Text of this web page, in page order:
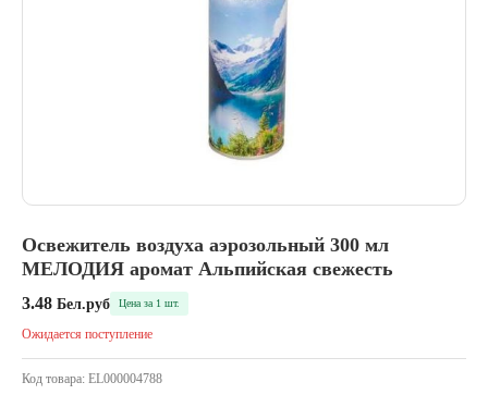
Освежитель воздуха аэрозольный 300 мл
МЕЛОДИЯ аромат Альпийская свежесть
3.48 Бел.руб Цена за 1 шт.
Ожидается поступление
Код товара: EL000004788